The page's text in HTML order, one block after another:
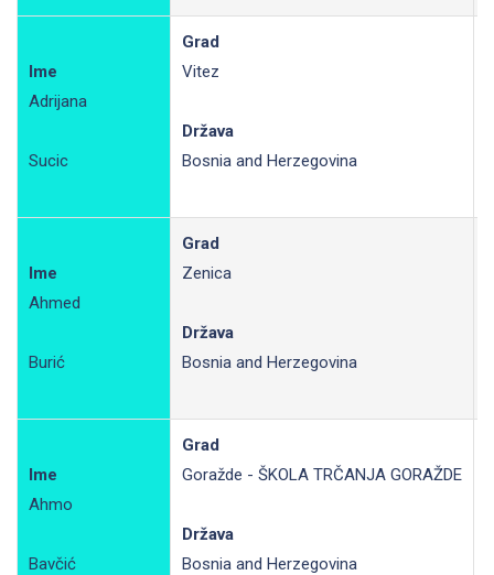
Ime
Adrijana
Sucic
Grad
Vitez
Država
Bosnia and Herzegovina
Ime
Ahmed
Burić
Grad
Zenica
Država
Bosnia and Herzegovina
Ime
Ahmo
Bavčić
Grad
Goražde - ŠKOLA TRČANJA GORAŽDE
Država
Bosnia and Herzegovina